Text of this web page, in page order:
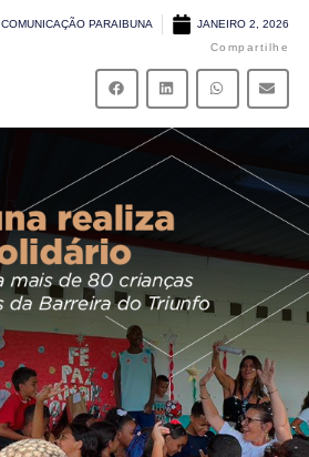
COMUNICAÇÃO PARAIBUNA
JANEIRO 2, 2026
Compartilhe